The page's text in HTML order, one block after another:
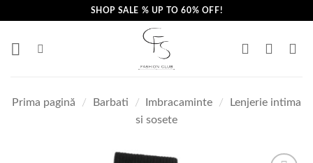
content
SHOP SALE % UP TO 60% OFF!
Prima pagină / Barbati / Imbracaminte /
Lenjerie intima
si sosete